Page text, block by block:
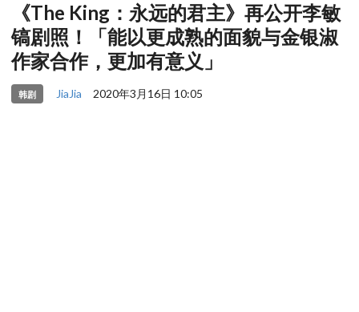
《The King：永远的君主》再公开李敏
镐剧照！「能以更成熟的面貌与金银淑
作家合作，更加有意义」
韩剧 JiaJia 2020年3月16日 10:05